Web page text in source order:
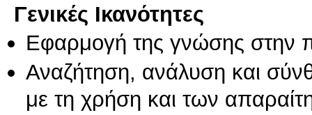
Γενικές Ικανότητες
Εφαρμογή της γνώσης στην
Αναζήτηση, ανάλυση και
με τη χρήση και των